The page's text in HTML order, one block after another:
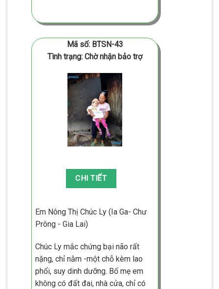
Mã số: BTSN-43
Tình trạng: Chờ nhận bảo trợ
Em Nông Thị Chúc Ly (Ia Ga- Chư
Prông - Gia Lai)
Chúc Ly mắc chứng bại não rất
nặng, chỉ nằm -một chỗ kèm lao
phổi, suy dinh dưỡng. Bố mẹ em
không có đất đai, nhà cửa, chỉ có